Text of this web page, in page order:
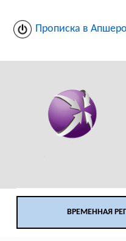
Прописка в
ВРЕМЕННАЯ